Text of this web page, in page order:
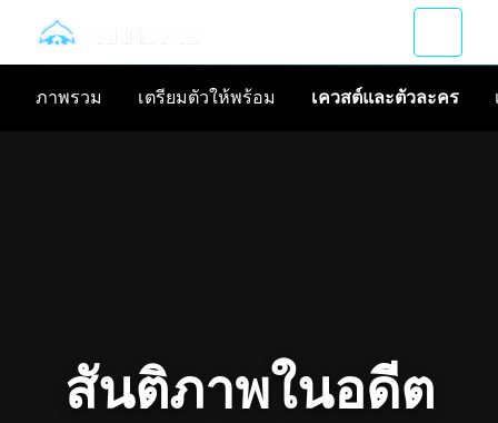
ภาพรวม เตรียมตัวให้พร้อม เควสต์และตัวละคร
สันติภาพในอดีต